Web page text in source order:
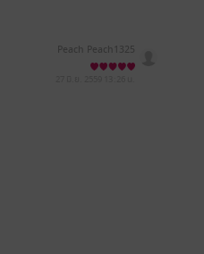
Peach Peach1325